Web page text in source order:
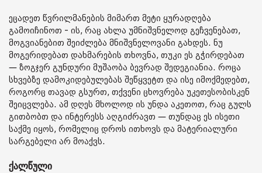
ეცადეთ წვრილმანების მიმართ მეტი ყურადღება
გამოიჩინოთ - ის, რაც ახლა უმნიშვნელოდ გეჩვენებათ,
მოგვიანებით შეიძლება მნიშვნელოვანი გახდეს. ნუ
მოგერიდებათ დახმარების თხოვნა, თუკი ეს გჭირდებათ
— ზოგჯერ გუნდური მუშაობა ბევრად შედეგიანია. როცა
სხვებზე დამოკიდებულებას შეწყვეტთ და ისე იმოქმედებთ,
როგორც თავად გსურთ, თქვენი ცხოვრება უკეთესობისკენ
შეიცვლება. ამ დღეს მხოლოდ ის უნდა აკეთოთ, რაც გულს
გითბობთ და ინტერესს აღგიძრავთ — თუნდაც ეს ისეთი
საქმე იყოს, რომელიც დროს ითხოვს და მატერიალური
სარგებელი არ მოაქვს.
ქალწული